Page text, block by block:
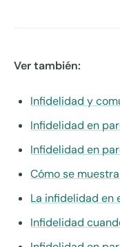
Ver también:
Infidelidad y
Infidelidad en
Infidelidad en
Cómo se
La infidelidad en
Infidelidad